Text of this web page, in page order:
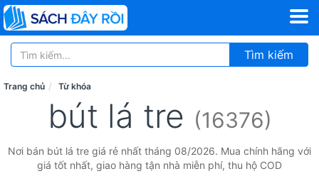
Tìm kiếm
Trang chủ Từ khóa
bút lá tre (16376)
Nơi bán bút lá tre giá rẻ nhất tháng 08/2026. Mua chính hãng với
giá tốt nhất, giao hàng tận nhà miễn phí, thu hộ COD